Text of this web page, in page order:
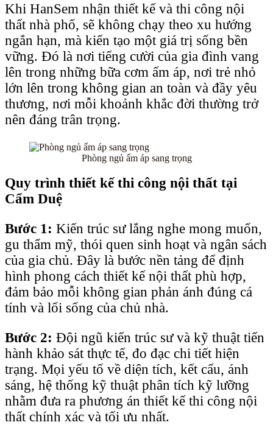
Khi HanSem nhận thiết kế và thi công nội
thất nhà phố, sẽ không chạy theo xu hướng
ngắn hạn, mà kiến tạo một giá trị sống bền
vững. Đó là nơi tiếng cười của gia đình vang
lên trong những bữa cơm ấm áp, nơi trẻ nhỏ
lớn lên trong không gian an toàn và đầy yêu
thương, nơi mỗi khoảnh khắc đời thường trở
nên đáng trân trọng.
Phòng ngủ ấm áp sang trọng
Quy trình thiết kế thi công nội thất tại
Cẩm Duệ
Bước 1: Kiến trúc sư lắng nghe mong muốn,
gu thẩm mỹ, thói quen sinh hoạt và ngân sách
của gia chủ. Đây là bước nền tảng để định
hình phong cách thiết kế nội thất phù hợp,
đảm bảo mỗi không gian phản ánh đúng cá
tính và lối sống của chủ nhà.
Bước 2: Đội ngũ kiến trúc sư và kỹ thuật tiến
hành khảo sát thực tế, đo đạc chi tiết hiện
trạng. Mọi yếu tố về diện tích, kết cấu, ánh
sáng, hệ thống kỹ thuật phân tích kỹ lưỡng
nhằm đưa ra phương án thiết kế thi công nội
thất chính xác và tối ưu nhất.